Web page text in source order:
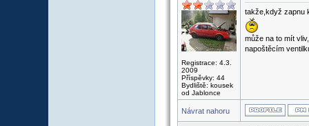
Registrace: 4.3.
2009
Příspěvky: 44
Bydliště: kousek
od Jablonce
takže,když zapnu
může na to mít
napoštěcím
Návrat nahoru